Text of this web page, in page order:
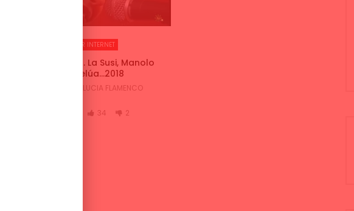
TELEVISIONES POR INTERNET
Lo Flamenco. La Susi, Manolo
Franco, La Pelúa…2018
CANAL ANDALUCIA FLAMENCO
34 2